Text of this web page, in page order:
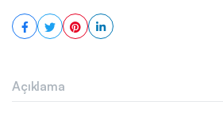
Açıklama